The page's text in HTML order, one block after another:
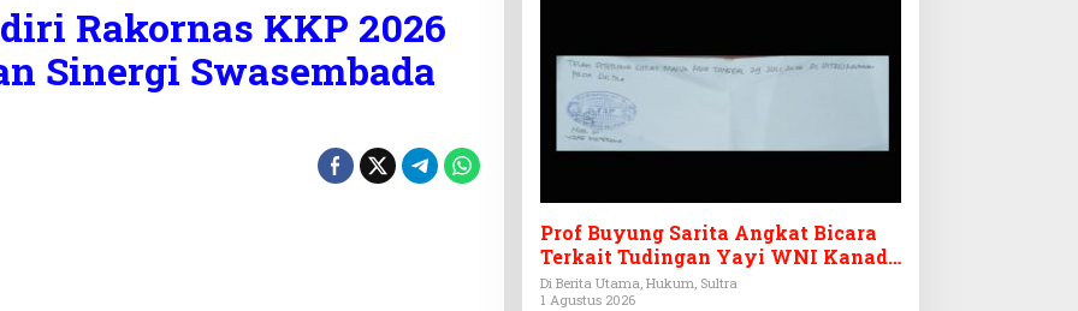
Rakornas KKP 2026
Sinergi Swasembada
Prof Buyung Sarita Angkat Bicara
Terkait Tudingan Yayi WNI Kanada
Ditagih Utang Rp3,6 Miliar
Di Berita Utama, Hukum, Sultra
1 Agustus 2026